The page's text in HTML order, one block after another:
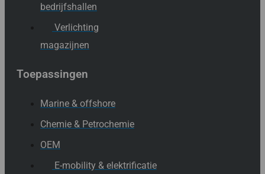
bedrijfshallen
Verlichting
magazijnen
Toepassingen
Marine & offshore
Chemie & Petrochemie
OEM
E-mobility & elektrificatie